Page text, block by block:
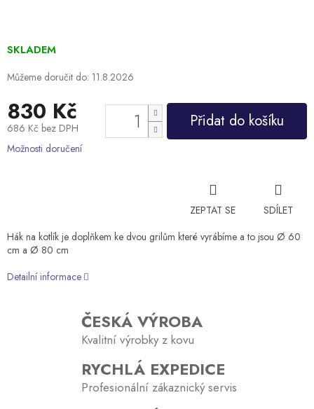
SKLADEM
Můžeme doručit do: 11.8.2026
830 Kč
686 Kč bez DPH
Měrná
Přidat do košíku
Možnosti doručení
ZEPTAT SE
SDÍLET
Hák na kotlík je doplňkem ke dvou grilům které vyrábíme a to jsou Ø 60
cm a Ø 80 cm
Detailní informace
ČESKÁ VÝROBA
Kvalitní výrobky z kovu
RYCHLÁ EXPEDICE
Profesionální zákaznický servis